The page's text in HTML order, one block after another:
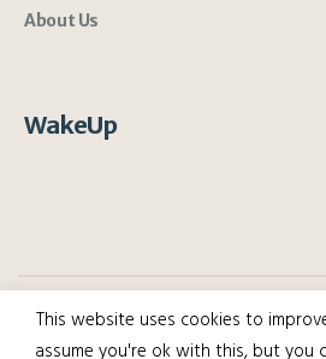
About Us
WakeUp
This website uses cookies to
assume you're ok with this, but you